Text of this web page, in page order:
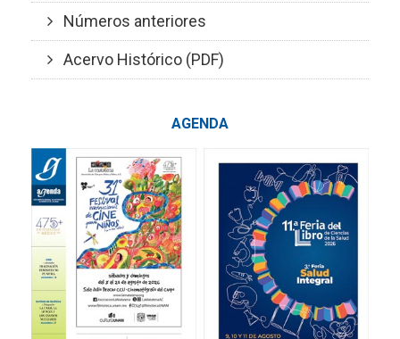
Números anteriores
Acervo Histórico (PDF)
AGENDA